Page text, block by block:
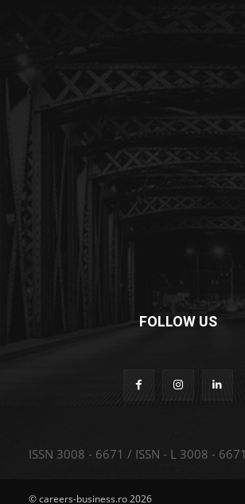
FOLLOW US
ISSN 3008 - 6671 / ISSN - L 3008 - 6671
© careers-business.ro 2026